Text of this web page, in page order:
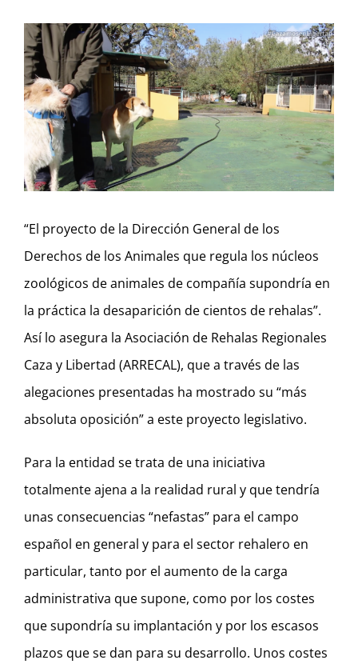
Ver
imagen
más
grande
“El proyecto de la Dirección General de los
Derechos de los Animales que regula los núcleos
zoológicos de animales de compañía supondría en
la práctica la desaparición de cientos de rehalas”.
Así lo asegura la Asociación de Rehalas Regionales
Caza y Libertad (ARRECAL), que a través de las
alegaciones presentadas ha mostrado su “más
absoluta oposición” a este proyecto legislativo.
Para la entidad se trata de una iniciativa
totalmente ajena a la realidad rural y que tendría
unas consecuencias “nefastas” para el campo
español en general y para el sector rehalero en
particular, tanto por el aumento de la carga
administrativa que supone, como por los costes
que supondría su implantación y por los escasos
plazos que se dan para su desarrollo. Unos costes